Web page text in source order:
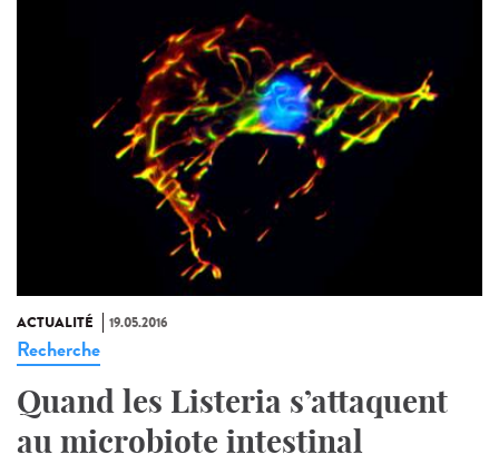
ACTUALITÉ 19.05.2016
Recherche
Quand les Listeria s’attaquent
au microbiote intestinal